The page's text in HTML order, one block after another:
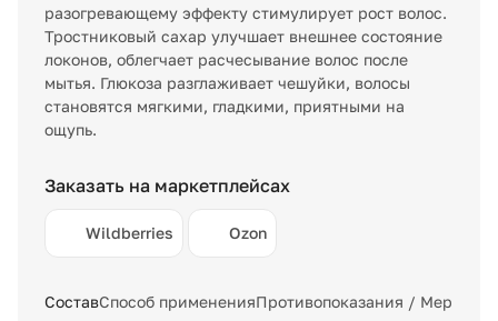
разогревающему эффекту стимулирует рост волос.
Тростниковый сахар улучшает внешнее состояние
локонов, облегчает расчесывание волос после
мытья. Глюкоза разглаживает чешуйки, волосы
становятся мягкими, гладкими, приятными на
ощупь.
Заказать на маркетплейсах
Wildberries Ozon
СоставСпособ примененияПротивопоказания / Меры